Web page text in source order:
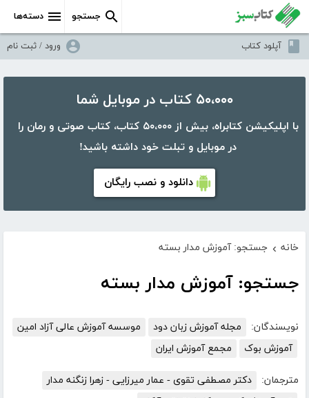
دسته‌ها جستجو
آپلود کتاب ورود / ثبت نام
۵۰،۰۰۰ کتاب در موبایل شما
با اپلیکیشن کتابراه، بیش از ۵۰،۰۰۰ کتاب، کتاب صوتی و رمان را
در موبایل و تبلت خود داشته باشید!
دانلود و نصب رایگان
خانه › جستجو: آموزش مدار بسته
جستجو: آموزش مدار بسته
نویسندگان: مجله آموزش زبان دود
موسسه آموزش عالی آزاد امین
آموزش بوک
مجمع آموزش ایران
مترجمان:
دکتر مصطفی تقوی - عمار میرزایی - زهرا زنگنه مدار